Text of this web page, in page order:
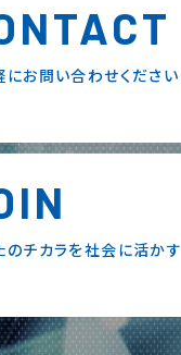
にお問い合わせください
のチカラを社会に活かす